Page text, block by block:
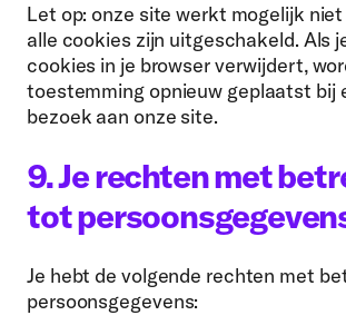
Let op: onze site werkt mogelijk
alle cookies zijn uitgeschakeld. Als
cookies in je browser verwijdert,
toestemming opnieuw geplaatst bij
bezoek aan onze site.
9. Je rechten met
tot
Je hebt de volgende rechten met
persoonsgegevens: